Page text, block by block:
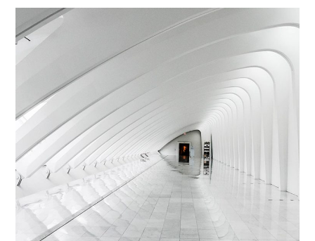
Abstructus Lorenag
SUIVI CHANTIER